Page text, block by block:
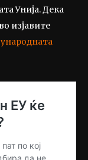
Унија. Дека
изјавите